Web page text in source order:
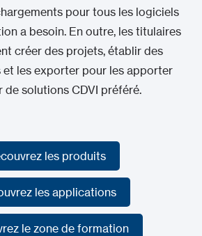
pour tous les logiciels
a besoin. En outre, les titulaires
créer des projets, établir des
les exporter pour les apporter
solutions CDVI préféré.
les produits
les produits
les applications
les applications
le zone de formation